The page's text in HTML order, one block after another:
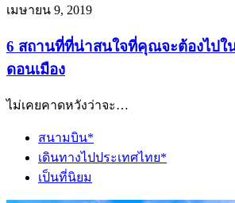
เมษายน 9, 2019
6 สถานที่ที่น่าสนใจที่คุณจะต้องไปใ
ดอนเมือง
ไม่เคยคาดหวังว่าจะ…
สนามบิน*
เดินทางไปประเทศไทย*
เป็นที่นิยม